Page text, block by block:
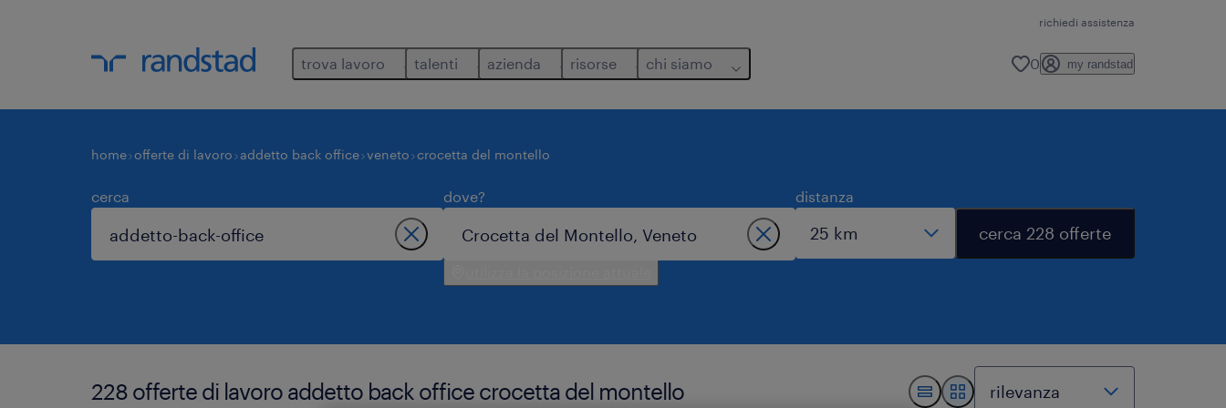
richiedi assistenza
trova lavoro talenti azienda risorse chi siamo 0 my randstad
home offerte di lavoro addetto back office veneto crocetta del montello
cerca dove? distanza
cerca 228 offerte
228 offerte di lavoro addetto back office crocetta del montello